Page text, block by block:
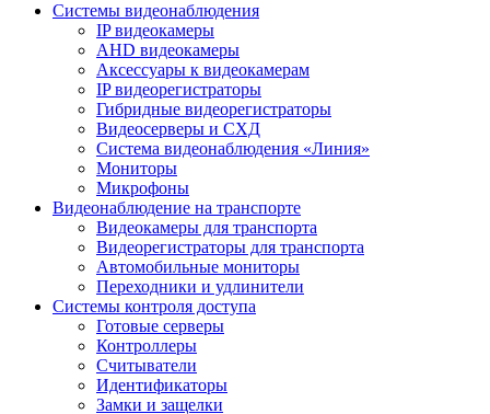
Системы видеонаблюдения
IP видеокамеры
AHD видеокамеры
Аксессуары к видеокамерам
IP видеорегистраторы
Гибридные видеорегистраторы
Видеосерверы и СХД
Система видеонаблюдения «Линия»
Мониторы
Микрофоны
Видеонаблюдение на транспорте
Видеокамеры для транспорта
Видеорегистраторы для транспорта
Автомобильные мониторы
Переходники и удлинители
Системы контроля доступа
Готовые серверы
Контроллеры
Считыватели
Идентификаторы
Замки и защелки